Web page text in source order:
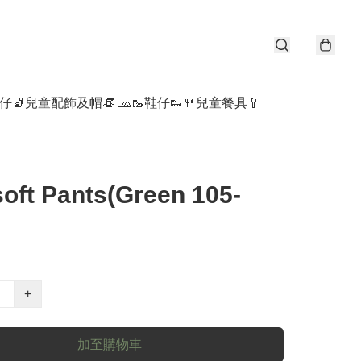
🧦 兒童配飾及帽👒 🧢🥾鞋仔👟 🍴兒童餐具🥄
Pants(Green 105-
+
加至購物車